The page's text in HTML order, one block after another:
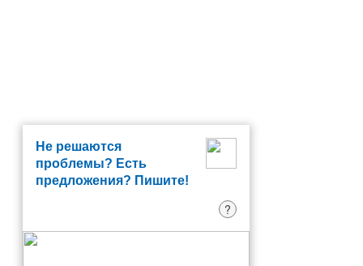
Не решаются
проблемы? Есть
предложения? Пишите!
?